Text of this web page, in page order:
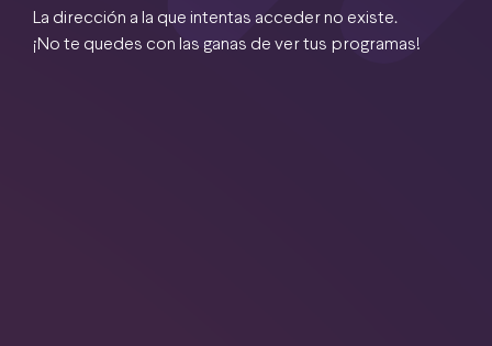
La dirección a la que intentas acceder no existe.
¡No te quedes con las ganas de ver tus programas!